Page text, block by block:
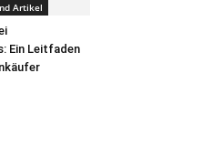
Artikel
Ein Leitfaden